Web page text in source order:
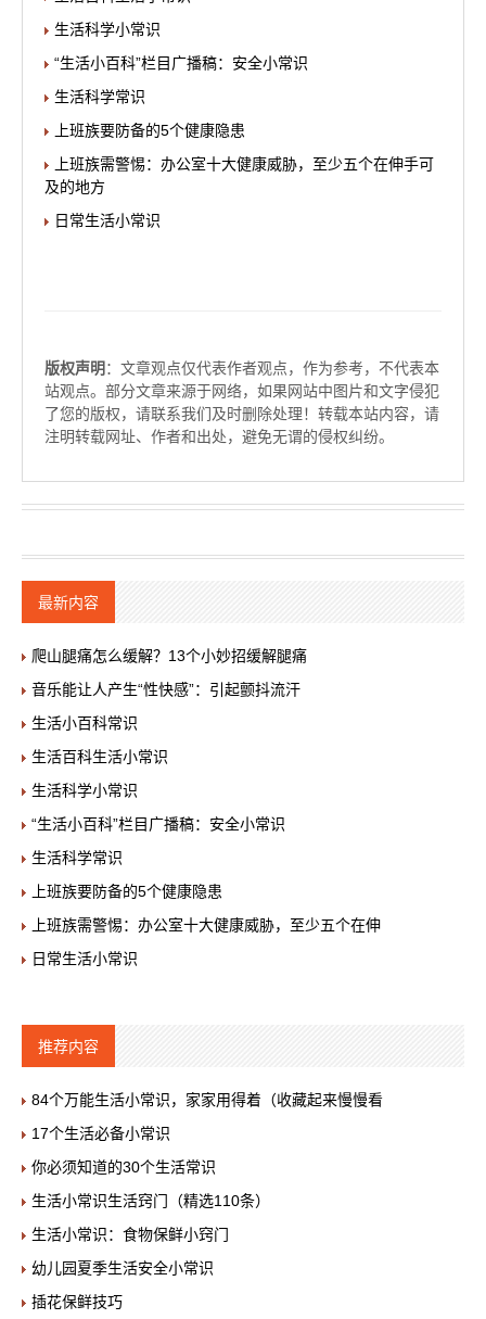
生活科学小常识
“生活小百科”栏目广播稿：安全小常识
生活科学常识
上班族要防备的5个健康隐患
上班族需警惕：办公室十大健康威胁，至少五个在伸手可
及的地方
日常生活小常识
版权声明 ：文章观点仅代表作者观点，作为参考，不代表本
站观点。部分文章来源于网络，如果网站中图片和文字侵犯
了您的版权，请联系我们及时删除处理！转载本站内容，请
注明转载网址、作者和出处，避免无谓的侵权纠纷。
最新内容
爬山腿痛怎么缓解？13个小妙招缓解腿痛
音乐能让人产生“性快感”：引起颤抖流汗
生活小百科常识
生活百科生活小常识
生活科学小常识
“生活小百科”栏目广播稿：安全小常识
生活科学常识
上班族要防备的5个健康隐患
上班族需警惕：办公室十大健康威胁，至少五个在伸
日常生活小常识
推荐内容
84个万能生活小常识，家家用得着（收藏起来慢慢看
17个生活必备小常识
你必须知道的30个生活常识
生活小常识生活窍门（精选110条）
生活小常识：食物保鲜小窍门
幼儿园夏季生活安全小常识
插花保鲜技巧